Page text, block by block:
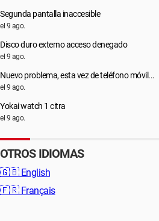
Segunda pantalla inaccesible
el 9 ago.
Disco duro externo acceso denegado
el 9 ago.
Nuevo problema, esta vez de teléfono móvil...
el 9 ago.
Yokai watch 1 citra
el 9 ago.
OTROS IDIOMAS
🇬🇧 English
🇫🇷 Français